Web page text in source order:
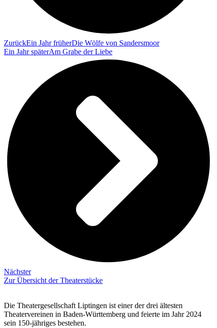
ZurückEin Jahr früherDie Wölfe von Sandersmoor
Ein Jahr späterAm Grabe der Liebe
Nächster
Zur Übersicht der Theaterstücke
Die Theatergesellschaft Liptingen ist einer der drei ältesten
Theatervereinen in Baden-Württemberg und feierte im Jahr 2024
sein 150-jähriges bestehen.